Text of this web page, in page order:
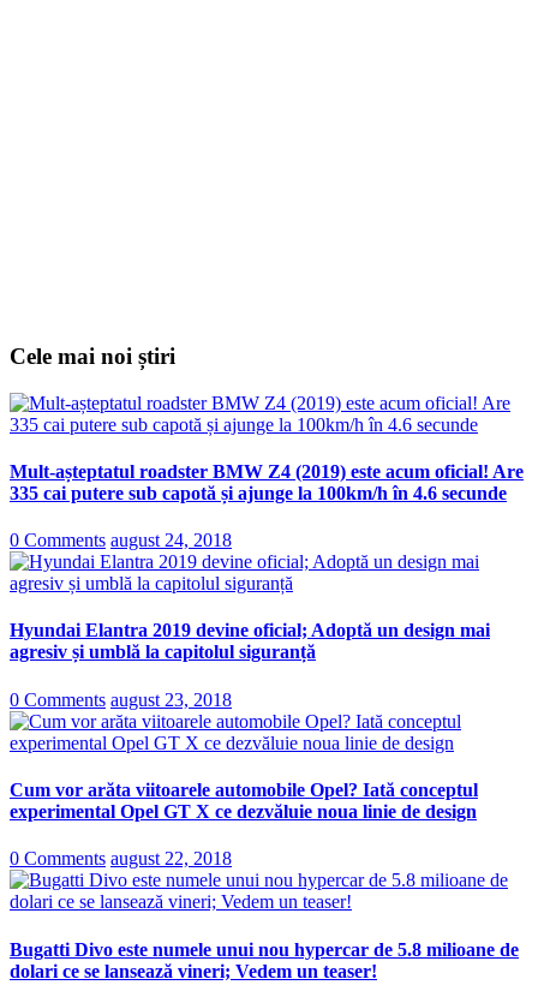
Cele mai noi știri
Mult-așteptatul roadster BMW Z4 (2019) este acum oficial! Are
335 cai putere sub capotă și ajunge la 100km/h în 4.6 secunde
0 Comments august 24, 2018
Hyundai Elantra 2019 devine oficial; Adoptă un design mai
agresiv și umblă la capitolul siguranță
0 Comments august 23, 2018
Cum vor arăta viitoarele automobile Opel? Iată conceptul
experimental Opel GT X ce dezvăluie noua linie de design
0 Comments august 22, 2018
Bugatti Divo este numele unui nou hypercar de 5.8 milioane de
dolari ce se lansează vineri; Vedem un teaser!